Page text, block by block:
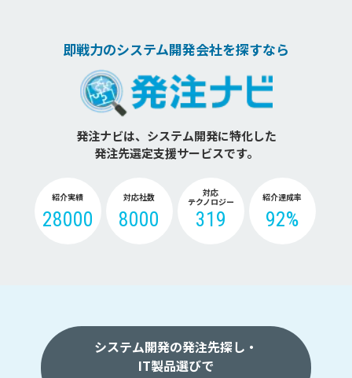
即戦力のシステム開発会社を探すなら
発注ナビは、システム開発に特化した
発注先選定支援サービスです。
紹介実績
28000
対応社数
8000
対応
テクノロジー
319
紹介達成率
92%
システム開発の発注先探し・
IT製品選びで